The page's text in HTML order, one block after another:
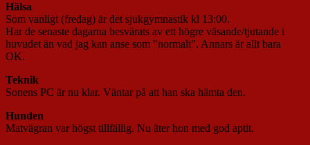
Hälsa
Som vanligt (fredag) är det sjukgymnastik kl 13:00.
Har de senaste dagarna besvärats av ett högre väsande/tjutande i
huvudet än vad jag kan anse som "normalt". Annars är allt bara
OK.
Teknik
Sonens PC är nu klar. Väntar på att han ska hämta den.
Hunden
Matvägran var högst tillfällig. Nu äter hon med god aptit.